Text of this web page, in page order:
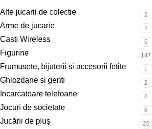
Alte jucarii de colectie
2
Arme de jucarie 2
Casti Wireless 5
Figurine 147
Frumusete, bijuterii si accesorii fetite 1
Ghiozdane si genti 2
Incarcatoare telefoane 8
Jocuri de societate 8
Jucării de pluș 26